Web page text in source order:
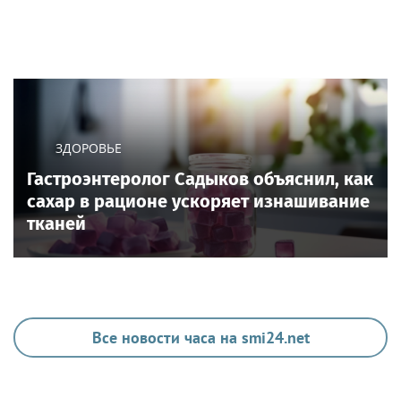
ЗДОРОВЬЕ
Гастроэнтеролог Садыков объяснил, как
сахар в рационе ускоряет изнашивание
тканей
Все новости часа на smi24.net